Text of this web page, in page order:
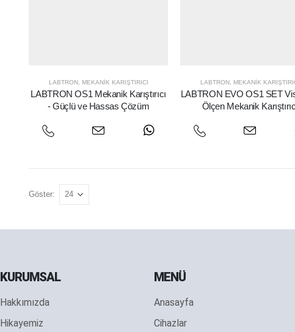
LABTRON, MEKANIK KARIŞTIRICI
LABTRON OS1 Mekanik Karıştırıcı
- Güçlü ve Hassas Çözüm
LABTRON, MEKANIK
LABTRON EVO OS1 SET
Ölçen Mekanik
Göster:
KURUMSAL
Hakkımızda
Hikayemiz
MENÜ
Anasayfa
Cihazlar